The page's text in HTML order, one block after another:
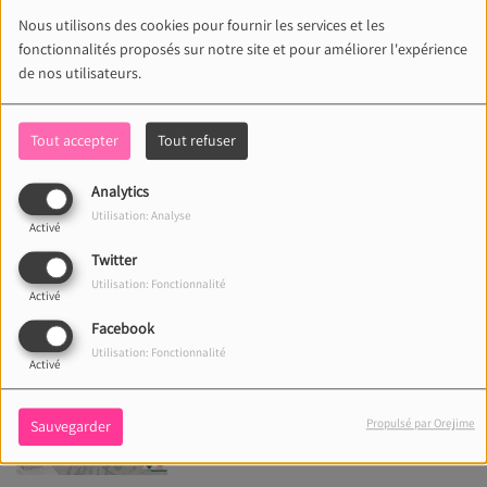
Nous utilisons des cookies pour fournir les services et les
fonctionnalités proposés sur notre site et pour améliorer l'expérience
de nos utilisateurs.
Tout accepter Tout refuser
Analytics
Activé
Utilisation: Analyse
Twitter
Activé
Utilisation: Fonctionnalité
Facebook
Activé
Utilisation: Fonctionnalité
Sauvegarder Propulsé par Orejime
Section Paloise Vs Stade
Toulousain
Un dimanche au rugby !